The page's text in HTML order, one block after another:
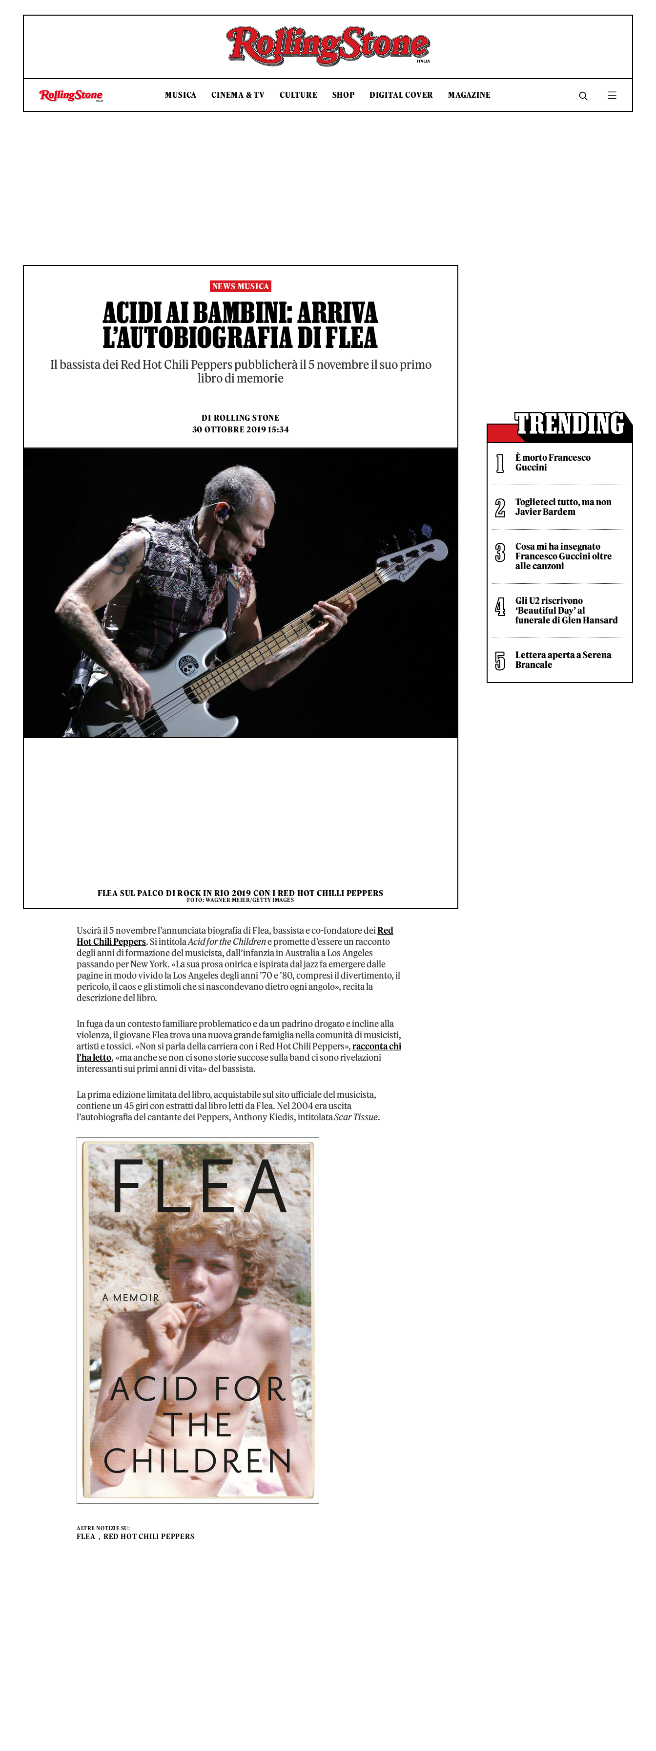
Rolling Stone Italia
MUSICA CINEMA & TV CULTURE SHOP DIGITAL COVER MAGAZINE
NEWS MUSICA
ACIDI AI BAMBINI: ARRIVA
L’AUTOBIOGRAFIA DI FLEA
Il bassista dei Red Hot Chili Peppers pubblicherà il 5 novembre il suo primo
libro di memorie
DI ROLLING STONE
30 OTTOBRE 2019 15:34
FLEA SUL PALCO DI ROCK IN RIO 2019 CON I RED HOT CHILLI PEPPERS
FOTO: WAGNER MEIER/GETTY IMAGES
Uscirà il 5 novembre l’annunciata biografia di Flea, bassista e co-fondatore deiRed
Hot Chili Peppers. Si intitolaAcid for the Childrene promette d’essere un racconto
degli anni di formazione del musicista, dall’infanzia in Australia a Los Angeles
passando per New York. «La sua prosa onirica e ispirata dal jazz fa emergere dalle
pagine in modo vivido la Los Angeles degli anni ’70 e ’80, compresi il divertimento, il
pericolo, il caos e gli stimoli che si nascondevano dietro ogni angolo», recita la
descrizione del libro.
In fuga da un contesto familiare problematico e da un padrino drogato e incline alla
violenza, il giovane Flea trova una nuova grande famiglia nella comunità di musicisti,
artisti e tossici. «Non si parla della carriera con i Red Hot Chili Peppers»,racconta chi
l’ha letto, «ma anche se non ci sono storie succose sulla band ci sono rivelazioni
interessanti sui primi anni di vita» del bassista.
La prima edizione limitata del libro, acquistabile sul sito ufficiale del musicista,
contiene un 45 giri con estratti dal libro letti da Flea. Nel 2004 era uscita
l’autobiografia del cantante dei Peppers, Anthony Kiedis, intitolataScar Tissue.
ALTRE NOTIZIE SU:
FLEA RED HOT CHILI PEPPERS
È morto Francesco
Guccini
Toglieteci tutto, ma non
Javier Bardem
Cosa mi ha insegnato
Francesco Guccini oltre
alle canzoni
Gli U2 riscrivono
‘Beautiful Day’ al
funerale di Glen Hansard
Lettera aperta a Serena
Brancale